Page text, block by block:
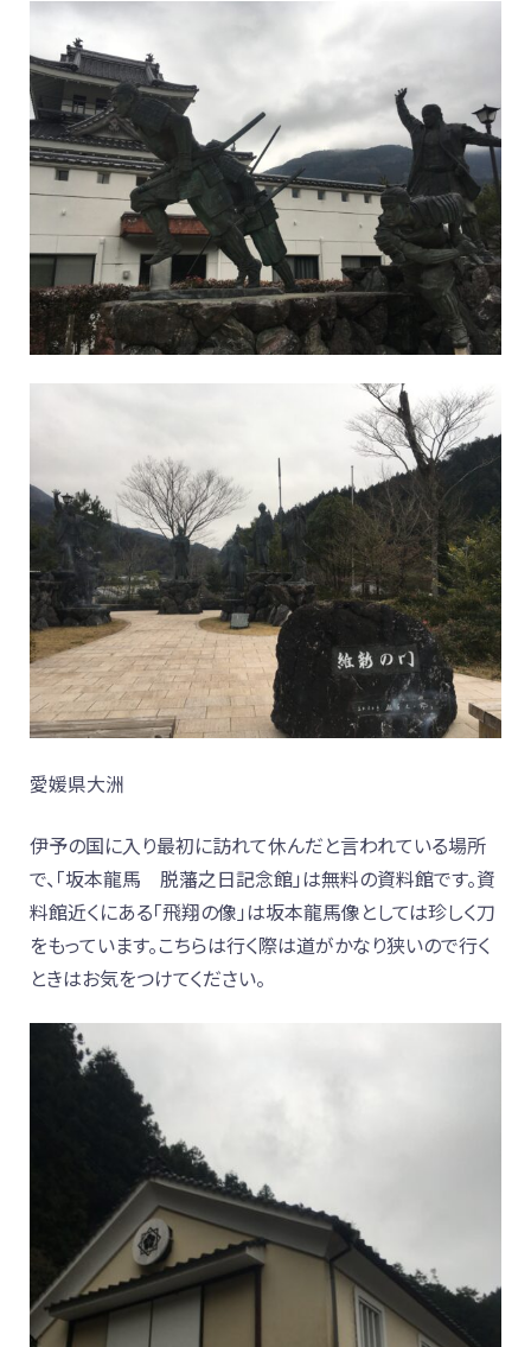
愛媛県大洲
伊予の国に入り最初に訪れて休んだと言われている場所
で、「坂本龍馬 脱藩之日記念館」は無料の資料館です。資
料館近くにある「飛翔の像」は坂本龍馬像としては珍しく刀
をもっています。こちらは行く際は道がかなり狭いので行く
ときはお気をつけてください。